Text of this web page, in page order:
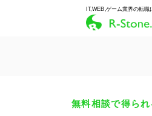
IT,WEB,ゲーム業界の転
無料相談で得られ